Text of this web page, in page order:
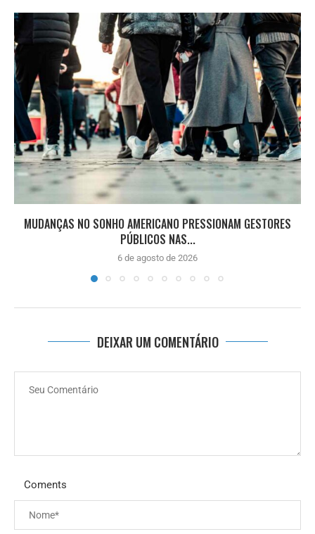
MUDANÇAS NO SONHO AMERICANO PRESSIONAM GESTORES
PÚBLICOS NAS...
6 de agosto de 2026
DEIXAR UM COMENTÁRIO
Coments